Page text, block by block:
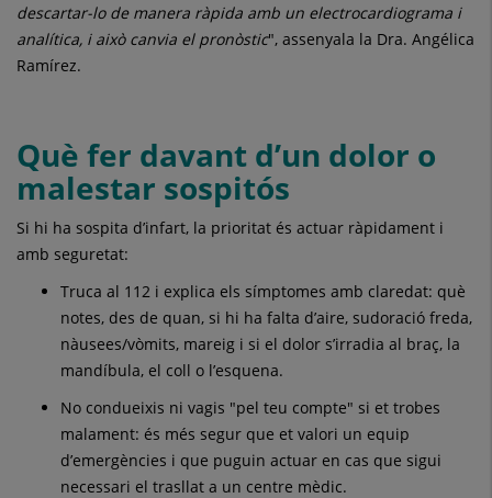
descartar-lo de manera ràpida amb un electrocardiograma i
analítica, i això canvia el pronòstic", assenyala la Dra. Angélica
Ramírez.
Què fer davant d’un dolor o
malestar sospitós
Si hi ha sospita d’infart, la prioritat és actuar ràpidament i
amb seguretat:
Truca al 112 i explica els símptomes amb claredat: què
notes, des de quan, si hi ha falta d’aire, sudoració freda,
nàusees/vòmits, mareig i si el dolor s’irradia al braç, la
mandíbula, el coll o l’esquena.
No condueixis ni vagis "pel teu compte" si et trobes
malament: és més segur que et valori un equip
d’emergències i que puguin actuar en cas que sigui
necessari el trasllat a un centre mèdic.